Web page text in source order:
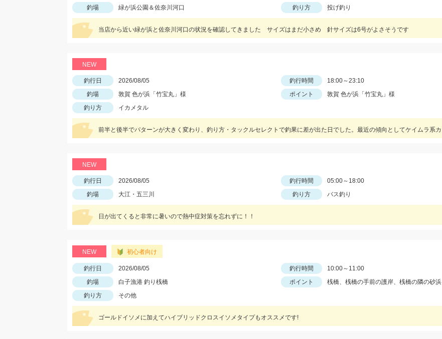
釣場
緑が浜公園＆佐奈川河口 釣り方 投げ釣り
当店から近い緑が浜と佐奈川河口の状況を確認してきました サイズはまだ小さめ 針サイズは6号がよさそうです
NEW
釣行日 2026/08/05 釣行時間
18:00～23:10
釣場
敦賀 色が浜「竹宝丸」様 ポイント
敦賀 色が浜「竹宝丸」様
釣り方
イカメタル
NEW
釣行日 2026/08/05 釣行時間
05:00～18:00
釣場
大江・五三川 釣り方 バス釣り
日が出てくると非常に暑いので熱中症対策を忘れずに！！
NEW 初心者向け
釣行日 2026/08/05 釣行時間
10:00～11:00
釣場
白子漁港 釣り桟橋 ポイント
桟橋、桟橋の手前の護岸、桟橋の隣の砂浜
釣り方
その他
ゴールドイソメに加えてハイブリッドクロスイソメタイプもオススメです!